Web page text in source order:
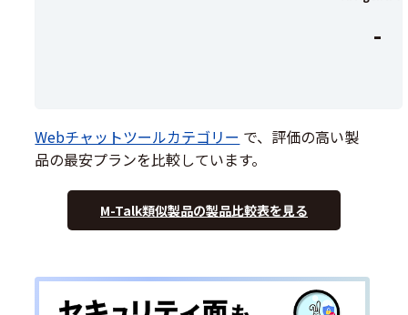
-
Webチャットツールカテゴリー で、評価の高い製
品の最安プランを比較しています。
M-Talk類似製品の製品比較表を見る